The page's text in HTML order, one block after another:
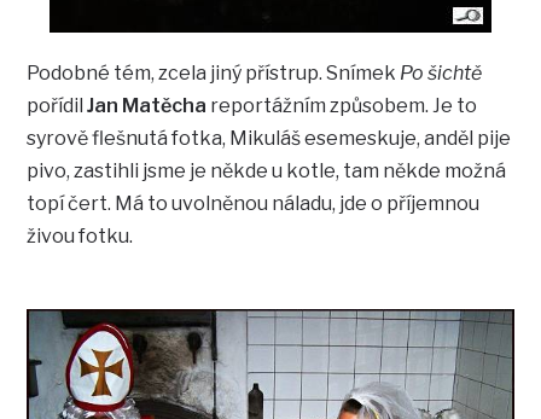
Podobné tém, zcela jiný přístrup. Snímek Po šichtě
pořídilJan Matěcha reportážním způsobem. Je to
syrově flešnutá fotka, Mikuláš esemeskuje, anděl pije
pivo, zastihli jsme je někde u kotle, tam někde možná
topí čert. Má to uvolněnou náladu, jde o příjemnou
živou fotku.